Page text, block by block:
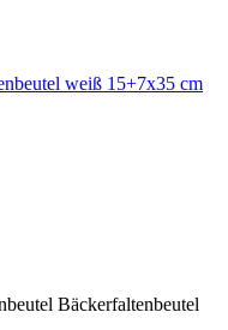
weiß 15+7x35 cm